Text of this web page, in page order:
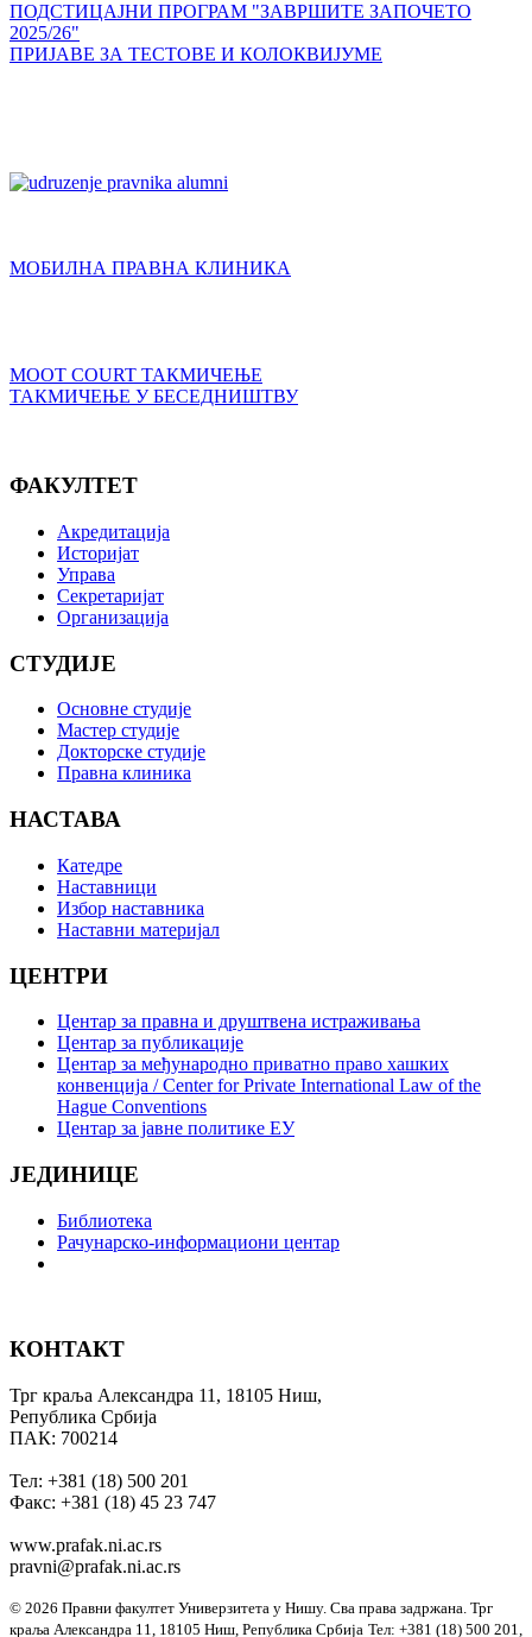
ПОДСТИЦАЈНИ ПРОГРАМ "ЗАВРШИТЕ ЗАПОЧЕТО
2025/26"
ПРИЈАВЕ ЗА ТЕСТОВЕ И КОЛОКВИЈУМЕ
МОБИЛНА ПРАВНА КЛИНИКА
MOOT COURT ТАКМИЧЕЊЕ
ТАКМИЧЕЊЕ У БЕСЕДНИШТВУ
ФАКУЛТЕТ
Акредитација
Историјат
Управа
Секретаријат
Организација
СТУДИЈЕ
Основне студије
Мастер студије
Докторске студије
Правна клиника
НАСТАВА
Катедре
Наставници
Избор наставника
Наставни материјал
ЦЕНТРИ
Центар за правна и друштвена истраживања
Центар за публикације
Центар за међународно приватно право хашких
конвенција / Center for Private International Law of the
Hague Conventions
Центар за јавне политике ЕУ
ЈЕДИНИЦЕ
Библиотека
Рачунарско-информациони центар
КОНТАКТ
Трг краља Александра 11, 18105 Ниш,
Република Србија
ПАК: 700214
Тел: +381 (18) 500 201
Факс: +381 (18) 45 23 747
www.prafak.ni.ac.rs
pravni@prafak.ni.ac.rs
© 2026 Правни факултет Универзитета у Нишу. Сва права задржана. Трг
краља Александра 11, 18105 Ниш, Република Србија Тел: +381 (18) 500 201,